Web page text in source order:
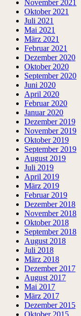
November 2021
Oktober 2021
Juli 2021
Mai 2021
März 2021
Februar 2021
Dezember 2020
Oktober 2020
September 2020
Juni 2020
April 2020
Februar 2020
Januar 2020
Dezember 2019
November 2019
Oktober 2019
September 2019
August 2019
Juli 2019
April 2019
März 2019
Februar 2019
Dezember 2018
November 2018
Oktober 2018
September 2018
August 2018
Juli 2018
März 2018
Dezember 2017
August 2017
Mai 2017
März 2017
Dezember 2015
Oktober 2015